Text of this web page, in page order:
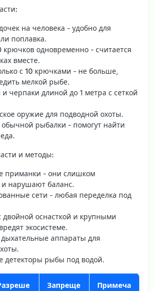
на человека - удобно для
поплавка.
крючков одновременно - считается
вместе.
с 10 крючками - не больше,
мелкой рыбе.
черпаки длиной до 1 метра с сеткой
оружие для подводной охоты.
рыбалки - помогут найти
и методы:
приманки - они слишком
нарушают баланс.
сети - любая переделка под
двойной оснасткой и крупными
экосистеме.
аппараты для
детекторы рыбы под водой.
Запреще
Примеча